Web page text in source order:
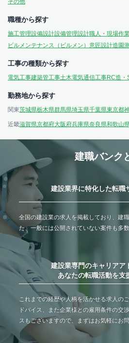
その他
職種から探す
施工管理設備設計設備管理設計職人・現場作
ビルメンテナンス（ビルメン） 意匠設計造園
工事の種類から探す
電気工事建築管工事土木電気通信工事RC造・
勤務地から探す
関東茨城県栃木県群馬県埼玉県千葉県東京都
近畿滋賀県京都府大阪府兵庫県奈良県和歌山
建職バンク
建設業界に特化した転職
全国の建設業の求人を掲載しており、建
た、一般には公開されていない案件も多数
建設業専門のキャリアア
あなたの転職活動を支
これまでの経歴や人柄を活かせる求人の
ドバイス、また企業様との雇用条件の交
スもございますので、まずはお気軽にお